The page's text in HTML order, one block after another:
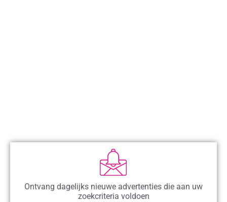
Ontvang dagelijks nieuwe advertenties die aan uw
zoekcriteria voldoen